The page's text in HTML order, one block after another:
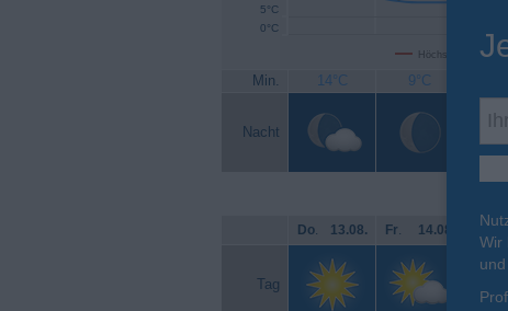
Höchsttemperatur
0°C
5°C
Min. 14°C 9°C
Nacht
Do. 13.08. Fr. 14.08. Sa.
Tag
Wir